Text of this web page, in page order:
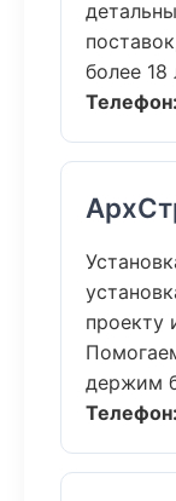
более 18
Телефон:
проекту
держим
Телефон: